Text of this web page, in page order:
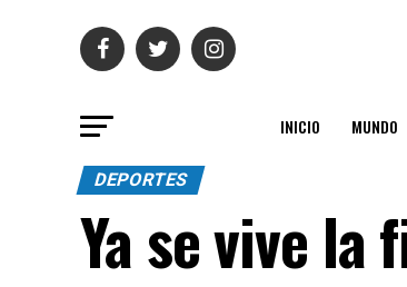
INICIO MUNDO
DEPORTES
Ya se vive la